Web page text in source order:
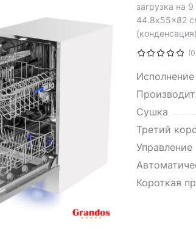
загрузка на
44.8x55x82
Исполнение
Сушка
Третий
Управление
Короткая